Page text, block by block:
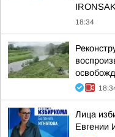
18:34
Лица
Евгении